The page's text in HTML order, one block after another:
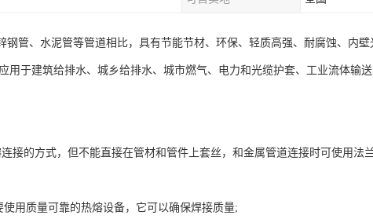
钢管、水泥管等管道相比，具有节能节材、环保、轻质高强、耐腐蚀、内
用于建筑给排水、城乡给排水、城市燃气、电力和光缆护套、工业流体输
接的方式，但不能直接在管材和管件上套丝，和金属管道连接时可使用法
用质量可靠的热熔设备，它可以确保焊接质量;